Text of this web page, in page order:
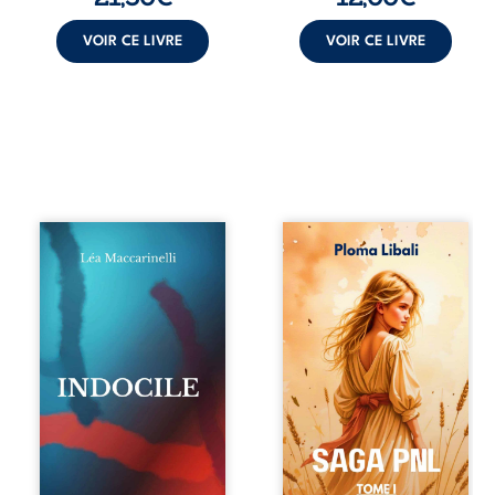
VOIR CE LIVRE VOIR CE LIVRE
Quatre parties.
Quatre refus.
Quatre visages
d’une existence en
friction. Entre les
silences qu’on ne
déchiffre pas, les
amours qu’on
dérange, les corps
qu’on administre
et les liens qu’on
sabote, cet
ouvrage parle à
Autrefois, les
champs d’Atlantis
vibraient sous le
vent et les enfants
couraient dans les
blés. Puis la
couronne plia le
genou, livrant son
peuple à l’ombre
d’Ivorny. À Atove,
Luwel aurait pu
disparaître dans
les ruines de son
destin ; pourtant,